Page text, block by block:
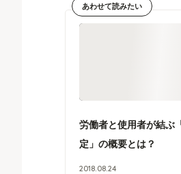
あわせて読みたい
労働者と使用者が結ぶ
定」の概要とは？
2018.08.24